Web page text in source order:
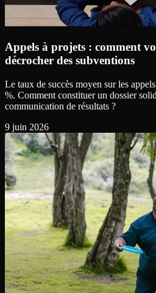
Appels à projets : comment
décrocher des subventions
Le taux de succès moyen sur les
%. Comment constituer un dossier
communication de résultats ?
9 juin 2026